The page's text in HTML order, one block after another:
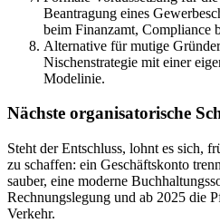
Beantragung eines
beim Finanzamt, Compliance
Alternative für mutige
Nischenstrategie mit einer
Modelinie.
Nächste organisatorische
Steht der Entschluss, lohnt es sich,
zu schaffen: ein Geschäftskonto
sauber, eine moderne
Rechnungslegung und ab 2025 die
Verkehr.